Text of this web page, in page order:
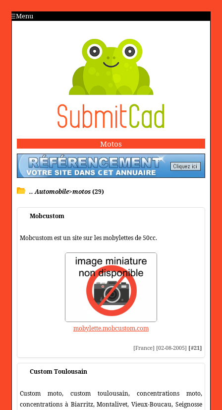
Menu
Motos
.. Automobile>motos(29)
Mobcustom
Mobcustom est un site sur les mobylettes de 50cc.
mobylette.mobcustom.com
[France] [02-08-2005] [#21]
Custom Toulousain
Custom moto, custom toulousain, concentrations moto,
concentrations à Biarritz, Montalivet, Vieux-Boucau, Seignosse